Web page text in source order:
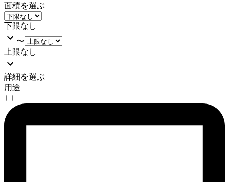
面積を選ぶ
下限なし
〜
上限なし
詳細を選ぶ
用途